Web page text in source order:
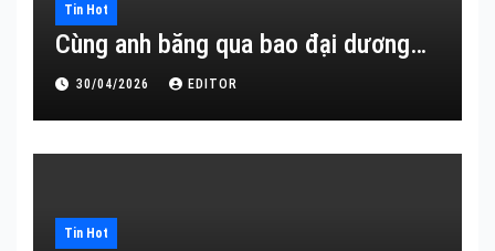
Tin Hot
Cùng anh băng qua bao đại dương…
30/04/2026 EDITOR
Tin Hot